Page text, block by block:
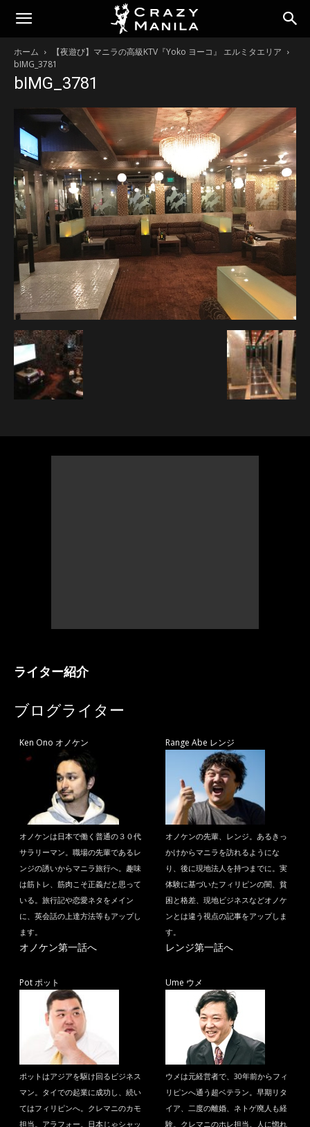
ホーム
【夜遊び】マニラの高級KTV『Yoko ヨーコ』 エルミタエリア
bIMG_3781
bIMG_3781
ライター紹介
ブログライター
Ken Ono オノケン
オノケンは日本で働く普通の３０代
サラリーマン。職場の先輩であるレ
ンジの誘いからマニラ旅行へ。趣味
は筋トレ、筋肉こそ正義だと思って
いる。旅行記や恋愛ネタをメイン
に、英会話の上達方法等もアップし
ます。
オノケン第一話へ
Range Abe レンジ
オノケンの先輩、レンジ。あるきっ
かけからマニラを訪れるようにな
り、後に現地法人を持つまでに。実
体験に基づいたフィリピンの闇、貧
困と格差、現地ビジネスなどオノケ
ンとは違う視点の記事をアップしま
す。
レンジ第一話へ
Pot ポット
ポットはアジアを駆け回るビジネス
マン。タイでの起業に成功し、続い
てはフィリピンへ。クレマニのカモ
担当。アラフォー。日本じゃシャッ
Ume ウメ
ウメは元経営者で、30年前からフィ
リピンへ通う超ベテラン。早期リタ
イア、二度の離婚、ネトゲ廃人も経
験。クレマニのホレ担当。人に惚れ